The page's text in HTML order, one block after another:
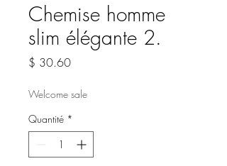
Chemise homme
slim élégante 2.
$ 30.60Prix
Welcome sale
Quantité *